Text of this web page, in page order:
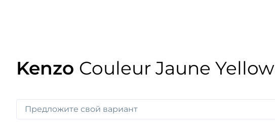
Kenzo Couleur Jaune Yellow